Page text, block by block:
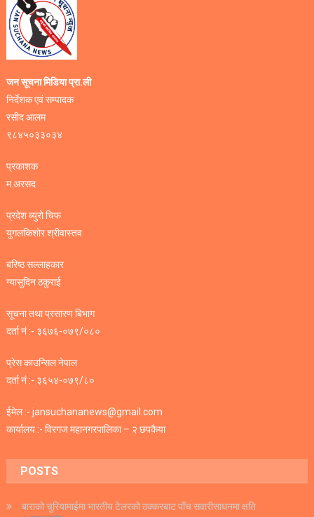
जन सूचना मिडिया प्रा.ली
निर्देशक एवं सम्पादक
रसीद आलम
९८४५०३३०३४
प्रकाशक
म.अरसद
प्रदेश ब्युरो चिफ
युगलकिशोर श्रीवास्तव
बरिष्ठ सल्लाहकार
ग्यासुदिन ठकुराई
सूचना तथा प्रसारण बिभाग
दर्ता नं :- ३६७६-०७९/०८०
प्रेस काउन्सिल नेपाल
दर्ता नं :- ३६५४-०७९/८०
ईमेल :- jansuchananews@gmail.com
कार्यालय :- विरगज महानगरपालिका – २ छपकैया
POSTS
बाराको चुरियामाईमा भारतीय टेलरको ठक्करबाट पाँच सवारीसाधनमा क्षति